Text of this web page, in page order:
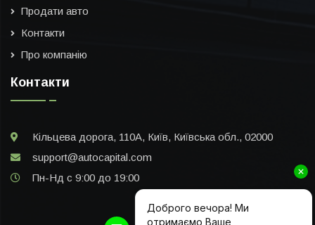
Продати авто
Контакти
Про компанію
Контакти
Кільцева дорога, 110А, Київ, Київська обл., 02000
support@autocapital.com
Пн-Нд с 9:00 до 19:00